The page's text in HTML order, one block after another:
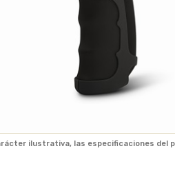
ilustrativa, las especificaciones del